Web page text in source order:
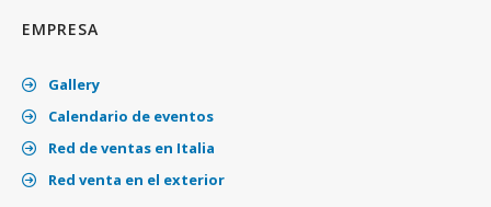
EMPRESA
Gallery
Calendario de eventos
Red de ventas en Italia
Red venta en el exterior